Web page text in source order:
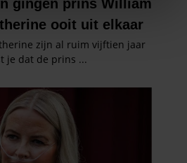
content en advertenties te
te analyseren. Ook delen we
adverteren en analyse. Deze
combineren met andere
verstrekt of die ze hebben
uw gebruik van hun services. U
cookies als u onze website blijft